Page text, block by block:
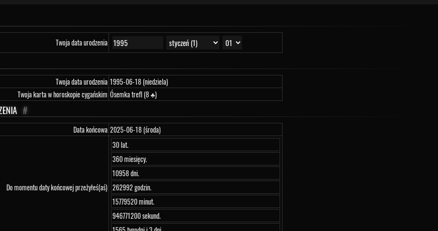
Twoja data urodzenia
Twoja data urodzenia 1995-06-18 (niedziela)
Twoja karta w horoskopie cygańskim Ósemka trefl (8 ♣)
#
Data końcowa 2025-06-18 (środa)
Do momentu daty końcowej przeżyłeś(aś)
30 lat.
360 miesięcy.
10958 dni.
262992 godzin.
15779520 minut.
946771200 sekund.